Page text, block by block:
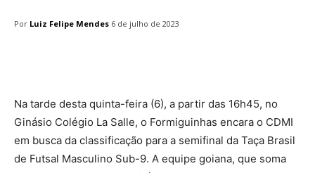
Por Luiz Felipe Mendes 6 de julho de 2023
Na tarde desta quinta-feira (6), a partir das 16h45, no
Ginásio Colégio La Salle, o Formiguinhas encara o CDMI
em busca da classificação para a semifinal da Taça Brasil
de Futsal Masculino Sub-9. A equipe goiana, que soma